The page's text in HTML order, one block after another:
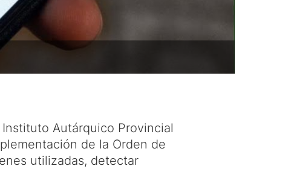
Autárquico Provincial
de la Orden de
utilizadas, detectar